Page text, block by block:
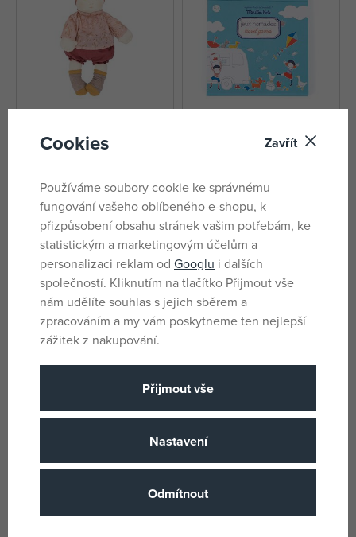
MOULIN ROTY Miminko
holčička
1 068 Kč
MOULIN ROTY Zábava na cesty
DMOC:499 Kč
382 Kč
Značky
Cookies Zavřít
Používáme soubory cookie ke správnému
fungování vašeho oblíbeného e-shopu, k
přizpůsobení obsahu stránek vašim potřebám, ke
statistickým a marketingovým účelům a
personalizaci reklam od Googlu i dalších
společností. Kliknutím na tlačítko Přijmout vše
nám udělíte souhlas s jejich sběrem a
zpracováním a my vám poskytneme ten nejlepší
zážitek z nakupování.
Přijmout vše
Nastavení
Odmítnout